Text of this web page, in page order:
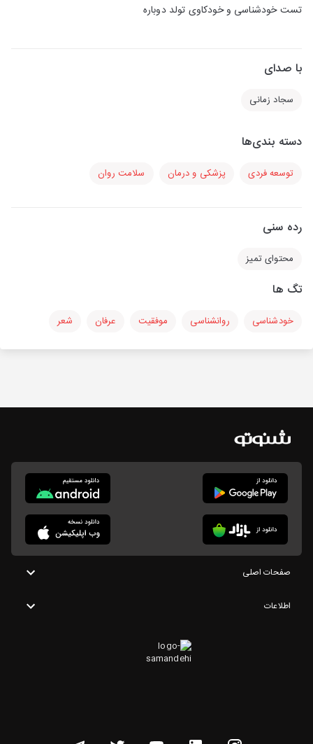
تست خودشناسی و خودکاوی تولد دوباره
با صدای
سجاد زمانی
دسته بندی‌ها
توسعه فردی پزشکی و درمان سلامت روان
رده سنی
محتوای تمیز
تگ ها
خودشناسی روانشناسی موفقیت عرفان شعر
صفحات اصلی
اطلاعات